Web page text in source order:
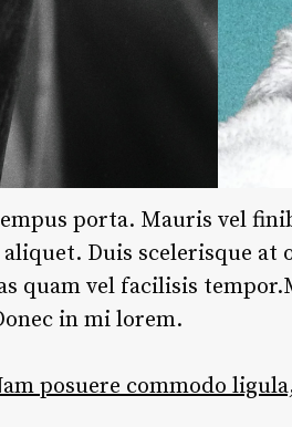
porta. Mauris vel
Duis scelerisque
quam vel facilisis
in mi lorem.
posuere commodo